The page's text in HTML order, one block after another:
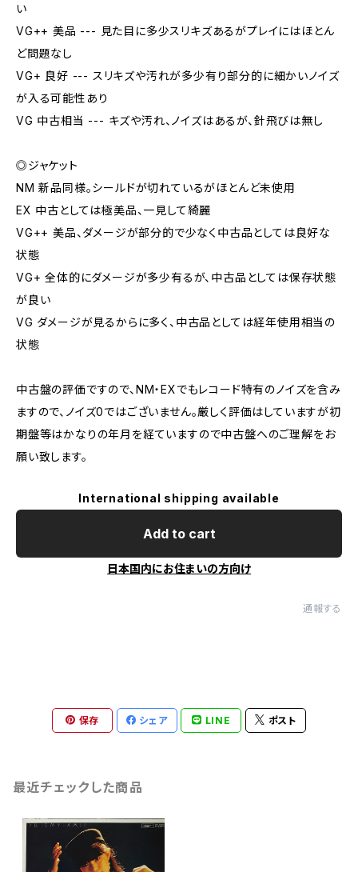
い
VG++ 美品 --- 見た目に多少スリキズあるがプレイにはほとん
ど問題なし
VG+ 良好 --- スリキズや汚れが多少有り部分的に細かいノイズ
が入る可能性あり
VG 中古相当 --- キズや汚れ、ノイズはあるが、針飛びは無し
◎ジャケット
NM 新品同様。シールドが切れているがほとんど未使用
EX 中古としては極美品、一見して綺麗
VG++ 美品、ダメージが部分的で少なく中古品としては良好な
状態
VG+ 全体的にダメージが多少有るが、中古品としては保存状態
が良い
VG ダメージが見るからに多く、中古品としては経年使用相当の
状態
中古盤の評価ですので、NM・EXでもレコード特有のノイズを含み
ますので、ノイズ0ではございません。厳しく評価はしていますが初
期盤等はかなりの年月を経ていますので中古盤へのご理解をお
願い致します。
International shipping available
Add to cart
日本国内にお住まいの方向け
通報する
保存 シェア LINE ポスト
最近チェックした商品